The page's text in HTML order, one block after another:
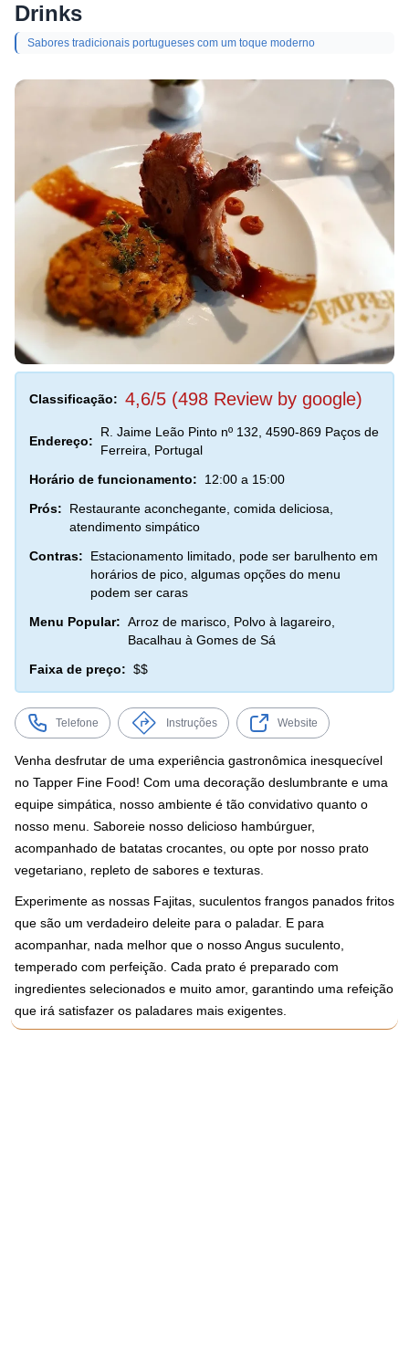
Drinks
Sabores tradicionais portugueses com um toque moderno
Classificação: 4,6/5 (498 Review by google)
Endereço:
R. Jaime Leão Pinto nº 132, 4590-869 Paços de
Ferreira, Portugal
Horário de funcionamento:
12:00 a 15:00
Prós:
Restaurante aconchegante, comida deliciosa,
atendimento simpático
Contras:
Estacionamento limitado, pode ser barulhento em
horários de pico, algumas opções do menu
podem ser caras
Menu Popular: Arroz de marisco, Polvo à lagareiro,
Bacalhau à Gomes de Sá
Faixa de preço: $$
Telefone Instruções Website
Venha desfrutar de uma experiência gastronômica inesquecível
no Tapper Fine Food! Com uma decoração deslumbrante e uma
equipe simpática, nosso ambiente é tão convidativo quanto o
nosso menu. Saboreie nosso delicioso hambúrguer,
acompanhado de batatas crocantes, ou opte por nosso prato
vegetariano, repleto de sabores e texturas.
Experimente as nossas Fajitas, suculentos frangos panados fritos
que são um verdadeiro deleite para o paladar. E para
acompanhar, nada melhor que o nosso Angus suculento,
temperado com perfeição. Cada prato é preparado com
ingredientes selecionados e muito amor, garantindo uma refeição
que irá satisfazer os paladares mais exigentes.